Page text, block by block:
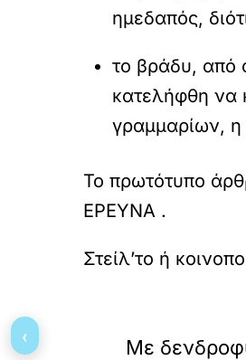
ημεδαπός,
το βράδυ, από
κατελήφθη να
γραμμαρίων, η
Το πρωτότυπο
ΕΡΕΥΝΑ .
Με
‹